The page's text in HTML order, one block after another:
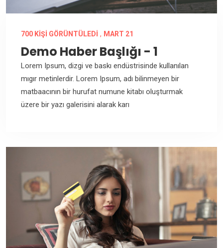
700 KIŞI GÖRÜNTÜLEDI , MART 21
Demo Haber Başlığı - 1
Lorem Ipsum, dizgi ve baskı endüstrisinde kullanılan
mıgır metinlerdir. Lorem Ipsum, adı bilinmeyen bir
matbaacının bir hurufat numune kitabı oluşturmak
üzere bir yazı galerisini alarak karı